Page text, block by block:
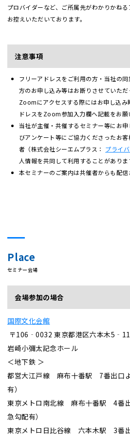
プロバイダーなど、ご所属先がわかりかね
お控えいただいております。
注意事項
フリーアドレスをご利用の方・当社の
方のお申し込み等はお断りさせていた
Zoomにアクセスする際にはお申し込み
ドレスをZoom参加入力欄へ記載をお願
当社が主催・共催するセミナー等にお
びアンケート等にご協力くださったお
者（株式会社シーエムプラス ： プライ
人情報を共同して利用することがありま
本セミナーのご案内は共催者からも配信
Place
セミナー会場
会場参加の場合
国際文化会館
〒106‐0032 東京都港区六本木
岩崎小彌太記念ホール
＜地下鉄 ＞
都営大江戸線 麻布十番駅 7番出口
有）
東京メトロ南北線 麻布十番駅 4番
急勾配有）
東京メトロ日比谷線 六本木駅 3番